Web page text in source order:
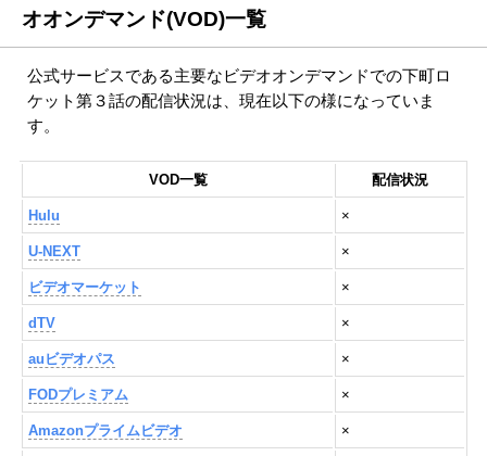
オオンデマンド(VOD)一覧
公式サービスである主要なビデオオンデマンドでの下町ロ
ケット第３話の配信状況は、現在以下の様になっていま
す。
VOD一覧 配信状況
Hulu ×
U-NEXT ×
ビデオマーケット ×
dTV ×
auビデオパス ×
FODプレミアム ×
Amazonプライムビデオ ×